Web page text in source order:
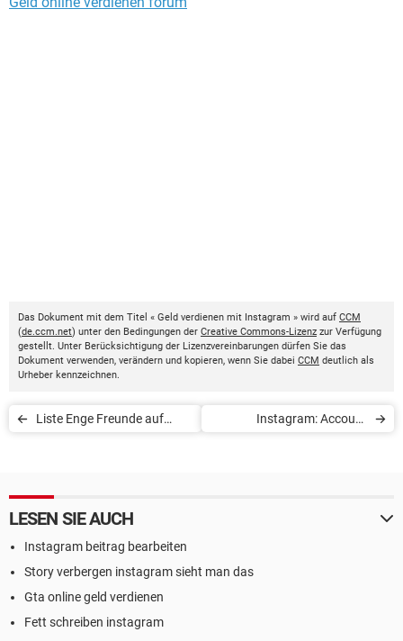
Das Dokument mit dem Titel « Geld verdienen mit Instagram » wird auf CCM
(de.ccm.net) unter den Bedingungen der Creative Commons-Lizenz zur Verfügung
gestellt. Unter Berücksichtigung der Lizenzvereinbarungen dürfen Sie das
Dokument verwenden, verändern und kopieren, wenn Sie dabei CCM deutlich als
Urheber kennzeichnen.
Liste Enge Freunde auf
Instagram: Account
LESEN SIE AUCH
Instagram beitrag bearbeiten
Story verbergen instagram sieht man das
Gta online geld verdienen
Fett schreiben instagram